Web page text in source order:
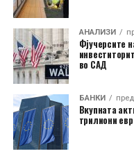
АНАЛИЗИ
Фјучерсите
во САД
БАНКИ
Вкупната
трилиони